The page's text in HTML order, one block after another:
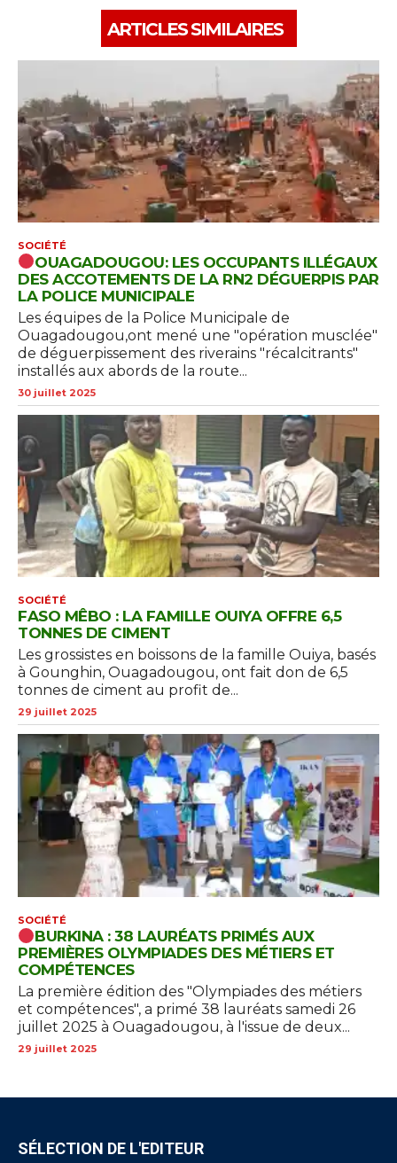
ARTICLES SIMILAIRES
SOCIÉTÉ
OUAGADOUGOU: LES OCCUPANTS ILLÉGAUX
DES ACCOTEMENTS DE LA RN2 DÉGUERPIS PAR
LA POLICE MUNICIPALE
Les équipes de la Police Municipale de
Ouagadougou,ont mené une "opération musclée"
de déguerpissement des riverains "récalcitrants"
installés aux abords de la route...
30 juillet 2025
SOCIÉTÉ
FASO MÊBO : LA FAMILLE OUIYA OFFRE 6,5
TONNES DE CIMENT
Les grossistes en boissons de la famille Ouiya, basés
à Gounghin, Ouagadougou, ont fait don de 6,5
tonnes de ciment au profit de...
29 juillet 2025
SOCIÉTÉ
BURKINA : 38 LAURÉATS PRIMÉS AUX
PREMIÈRES OLYMPIADES DES MÉTIERS ET
COMPÉTENCES
La première édition des "Olympiades des métiers
et compétences", a primé 38 lauréats samedi 26
juillet 2025 à Ouagadougou, à l'issue de deux...
29 juillet 2025
SÉLECTION DE L'EDITEUR